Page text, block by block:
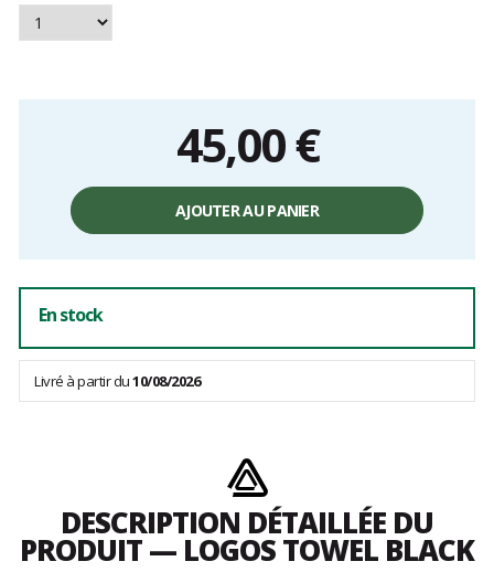
45,00 €
unitaire,
AJOUTER AU PANIER
En stock
Livré à partir du10/08/2026
DESCRIPTION DÉTAILLÉE DU
PRODUIT — LOGOS TOWEL BLACK